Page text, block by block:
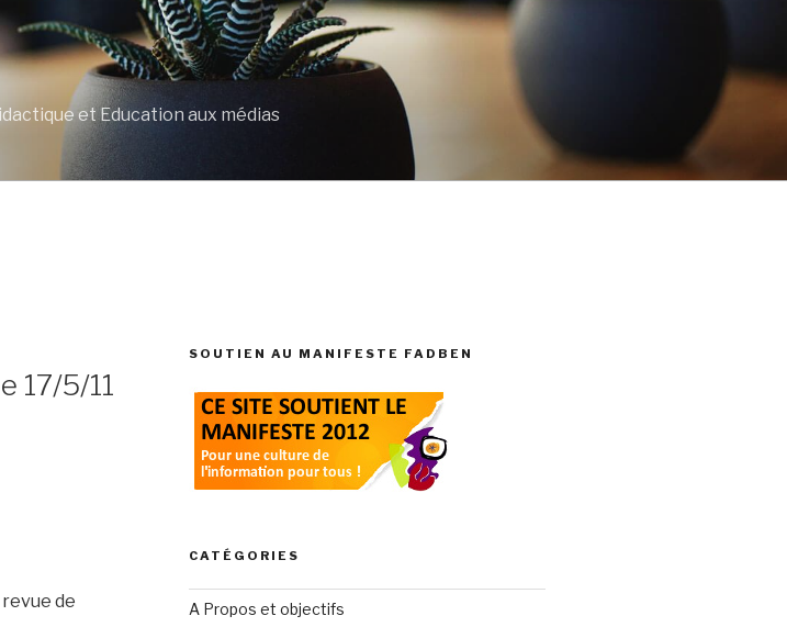
et Education aux médias
17/5/11
de
SOUTIEN AU MANIFESTE FADBEN
CATÉGORIES
A Propos et objectifs